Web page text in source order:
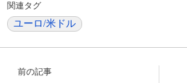
関連タグ
ユーロ/米ドル
前の記事